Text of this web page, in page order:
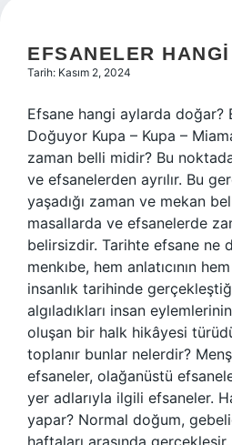
EFSANELER
Tarih: Kasım 2, 2024
Efsane hangi aylarda doğar?
Doğuyor Kupa – Kupa –
zaman belli midir? Bu
ve efsanelerden ayrılır. Bu
yaşadığı zaman ve mekan
masallarda ve efsanelerde
belirsizdir. Tarihte efsane ne
menkıbe, hem anlatıcının
insanlık tarihinde
algıladıkları insan
oluşan bir halk hikâyesi
toplanır bunlar nelerdir?
efsaneler, olağanüstü
yer adlarıyla ilgili efsaneler.
yapar? Normal doğum,
haftaları arasında